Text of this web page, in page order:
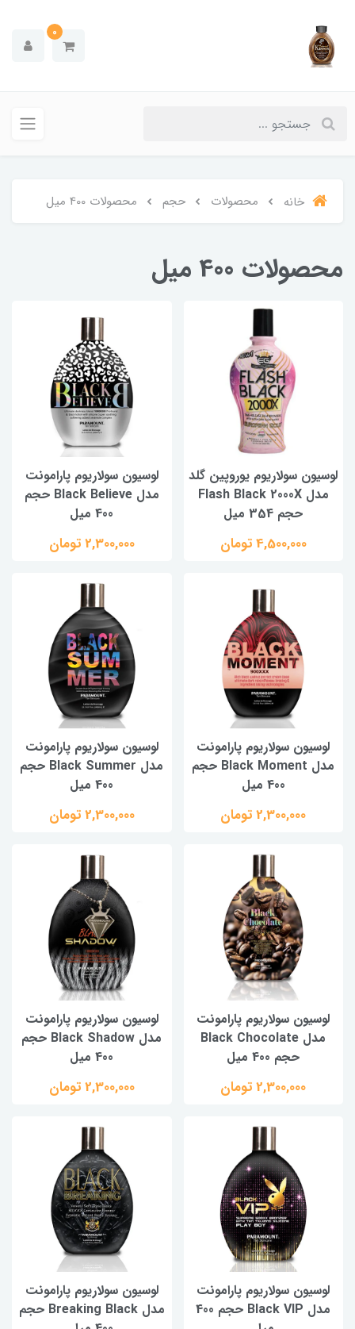
0
خانه محصولات حجم محصولات 400 میل
محصولات 400 میل
لوسیون سولاریوم یوروپین گلد
مدل Flash Black 2000X
حجم 354 میل
4,500,000 تومان
لوسیون سولاریوم پارامونت
مدل Black Believe حجم
400 میل
2,300,000 تومان
لوسیون سولاریوم پارامونت
مدل Black Moment حجم
400 میل
2,300,000 تومان
لوسیون سولاریوم پارامونت
مدل Black Summer حجم
400 میل
2,300,000 تومان
لوسیون سولاریوم پارامونت
مدل Black Chocolate
حجم 400 میل
2,300,000 تومان
لوسیون سولاریوم پارامونت
مدل Black Shadow حجم
400 میل
2,300,000 تومان
لوسیون سولاریوم پارامونت
مدل Black VIP حجم 400
لوسیون سولاریوم پارامونت
مدل Breaking Black حجم